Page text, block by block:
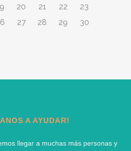
20 21 22
23
27 28 29
30
A AYUDAR!
llegar a muchas más personas y